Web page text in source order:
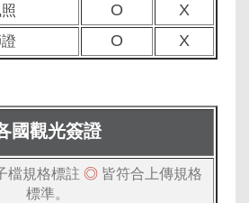
O X
O X
國觀光簽證
檔規格標註 ◎ 皆符合上傳規格
標準。